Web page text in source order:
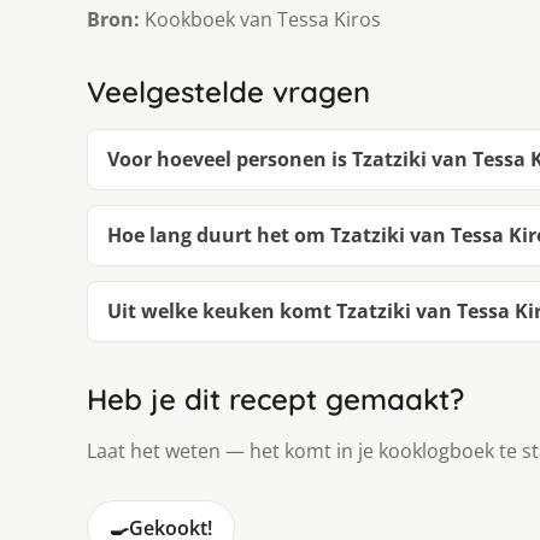
Bron: Kookboek van Tessa Kiros
Veelgestelde vragen
Voor hoeveel personen is Tzatziki van Tessa
Hoe lang duurt het om Tzatziki van Tessa
Uit welke keuken komt Tzatziki van Tessa
Heb je dit recept gemaakt?
Laat het weten — het komt in je kooklogboek te
🍳Gekookt!